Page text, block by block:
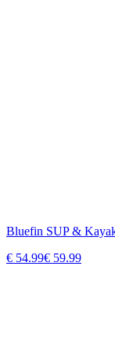
Bluefin SUP &
€ 54.99€ 59.99